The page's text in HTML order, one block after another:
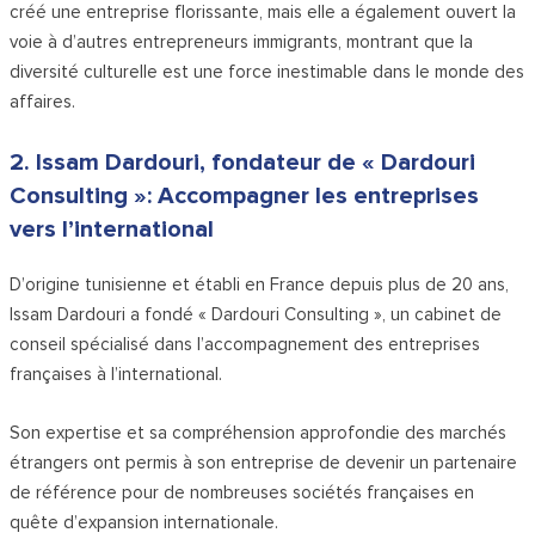
créé une entreprise florissante, mais elle a également ouvert la
voie à d’autres entrepreneurs immigrants, montrant que la
diversité culturelle est une force inestimable dans le monde des
affaires.
2. Issam Dardouri, fondateur de « Dardouri
Consulting »: Accompagner les entreprises
vers l’international
D’origine tunisienne et établi en France depuis plus de 20 ans,
Issam Dardouri a fondé « Dardouri Consulting », un cabinet de
conseil spécialisé dans l’accompagnement des entreprises
françaises à l’international.
Son expertise et sa compréhension approfondie des marchés
étrangers ont permis à son entreprise de devenir un partenaire
de référence pour de nombreuses sociétés françaises en
quête d’expansion internationale.